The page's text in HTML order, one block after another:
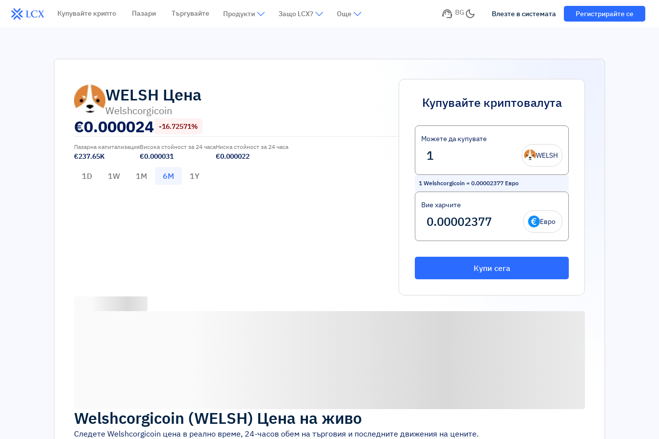
Купувайте крипто Пазари Търгувайте Продукти Защо LCX? Още BG Влезте в системата Регистрирайте се
WELSH Цена
Welshcorgicoin
€0.000024 -16.72571%
Пазарна капитализация
€237.65K
Висока стойност за 24 часа
€0.000031
Ниска стойност за 24 часа
€0.000022
1D 1W 1M 6M 1Y
Купувайте криптовалута
Можете да купувате
WELSH
1 Welshcorgicoin = 0.00002377 Евро
Вие харчите
Евро
Купи сега
Welshcorgicoin (WELSH) Цена на живо
Следете Welshcorgicoin цена в реално време, 24-часов обем на търговия и последните движения на цените.